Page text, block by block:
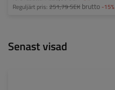
Reguljärt pris: 251,79 SEK brutto -15%
Senast visad